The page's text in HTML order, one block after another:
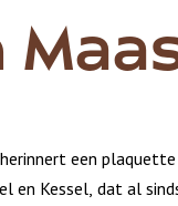
een
en Kessel, dat al